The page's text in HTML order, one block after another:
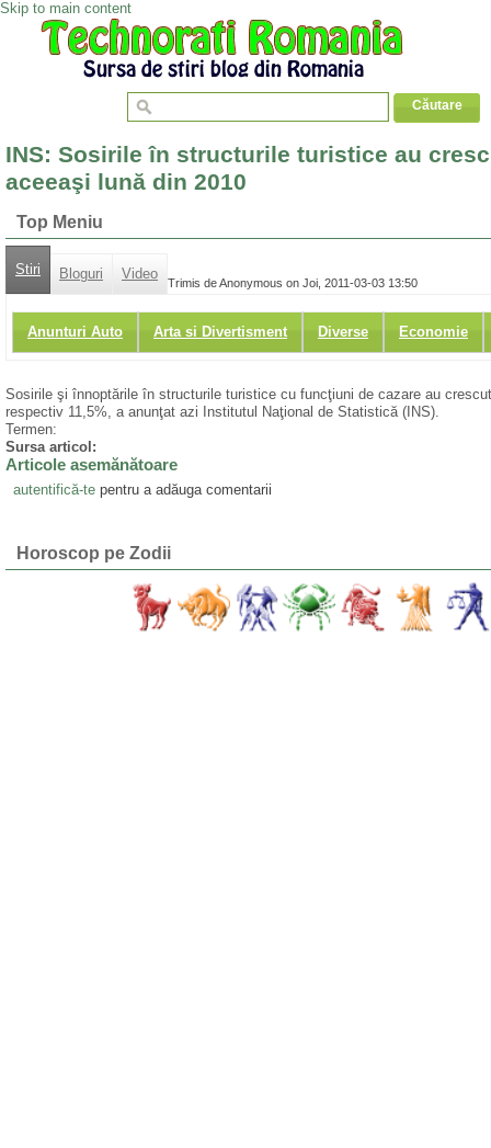
Skip to main content
INS: Sosirile în structurile turistice au
aceeaşi lună din 2010
Top Meniu
Stiri Bloguri Video
Anunturi Auto Arta si Divertisment Diverse Economie
Trimis de Anonymous on Joi, 2011-03-03 13:50
Sosirile şi înnoptările în structurile turistice cu funcţiuni de cazare au
respectiv 11,5%, a anunţat azi Institutul Naţional de Statistică (INS).
Termen:
Sursa articol:
Articole asemănătoare
autentifică-tepentru a adăuga comentarii
Horoscop pe Zodii